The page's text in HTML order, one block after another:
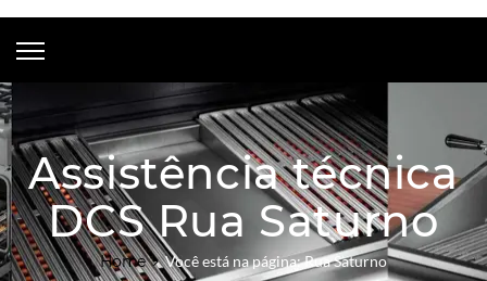
Assistência técnica
DCS Rua Saturno
Home Você está na página: Rua Saturno